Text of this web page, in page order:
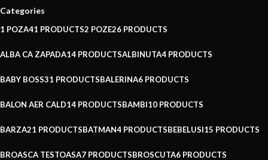
Categories
1 POZA41 PRODUCTS2 POZE26 PRODUCTS
ALBA CA ZAPADA14 PRODUCTSALBINUTA4 PRODUCTS
BABY BOSS31 PRODUCTSBALERINA6 PRODUCTS
BALON AER CALD14 PRODUCTSBAMBI10 PRODUCTS
BARZA21 PRODUCTSBATMAN4 PRODUCTSBEBELUSI15 PRODUCTS
BROASCA TESTOASA7 PRODUCTSBROSCUTA6 PRODUCTS